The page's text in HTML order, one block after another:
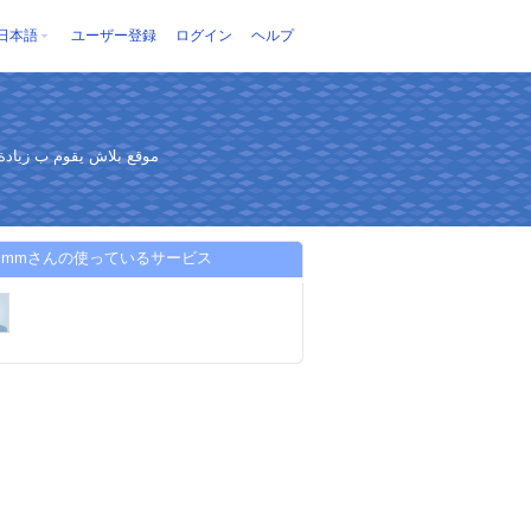
本語 ユーザー登録 ログイン ヘルプ
موقع بلاش يقوم ب
さんの使っているサービス